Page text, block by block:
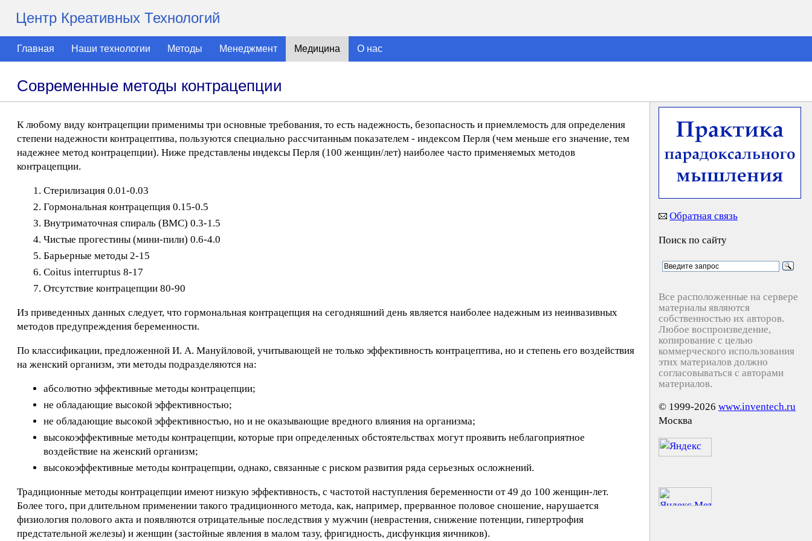
Центр Креативных Технологий
Главная Наши технологии Методы Менеджмент Медицина О нас
Современные методы контрацепции
К любому виду контрацепции применимы три основные требования, то есть надежность, безопасность и приемлемость для определения
степени надежности контрацептива, пользуются специально рассчитанным показателем - индексом Перля (чем меньше его значение, тем
надежнее метод контрацепции). Ниже представлены индексы Перля (100 женщин/лет) наиболее часто применяемых методов
контрацепции.
Стерилизация 0.01-0.03
Гормональная контрацепция 0.15-0.5
Внутриматочная спираль (ВМС) 0.3-1.5
Чистые прогестины (мини-пили) 0.6-4.0
Барьерные методы 2-15
Coitus interruptus 8-17
Отсутствие контрацепции 80-90
Из приведенных данных следует, что гормональная контрацепция на сегодняшний день является наиболее надежным из неинвазивных
методов предупреждения беременности.
По классификации, предложенной И. А. Мануйловой, учитывающей не только эффективность контрацептива, но и степень его воздействия
на женский организм, эти методы подразделяются на:
абсолютно эффективные методы контрацепции;
не обладающие высокой эффективностью;
не обладающие высокой эффективностью, но и не оказывающие вредного влияния на организма;
высокоэффективные методы контрацепции, которые при определенных обстоятельствах могут проявить неблагоприятное
воздействие на женский организм;
высокоэффективные методы контрацепции, однако, связанные с риском развития ряда серьезных осложнений.
Традиционные методы контрацепции имеют низкую эффективность, с частотой наступления беременности от 49 до 100 женщин-лет.
Более того, при длительном применении такого традиционного метода, как, например, прерванное половое сношение, нарушается
физиология полового акта и появляются отрицательные последствия у мужчин (неврастения, снижение потенции, гипертрофия
предстательной железы) и женщин (застойные явления в малом тазу, фригидность, дисфункция яичников).
Обратная связь
Поиск по сайту
Все расположенные на сервере
материалы являются
собственностью их авторов.
Любое воспроизведение,
копирование с целью
коммерческого использования
этих материалов должно
согласовываться с авторами
материалов.
© 1999-2026 www.inventech.ru
Москва